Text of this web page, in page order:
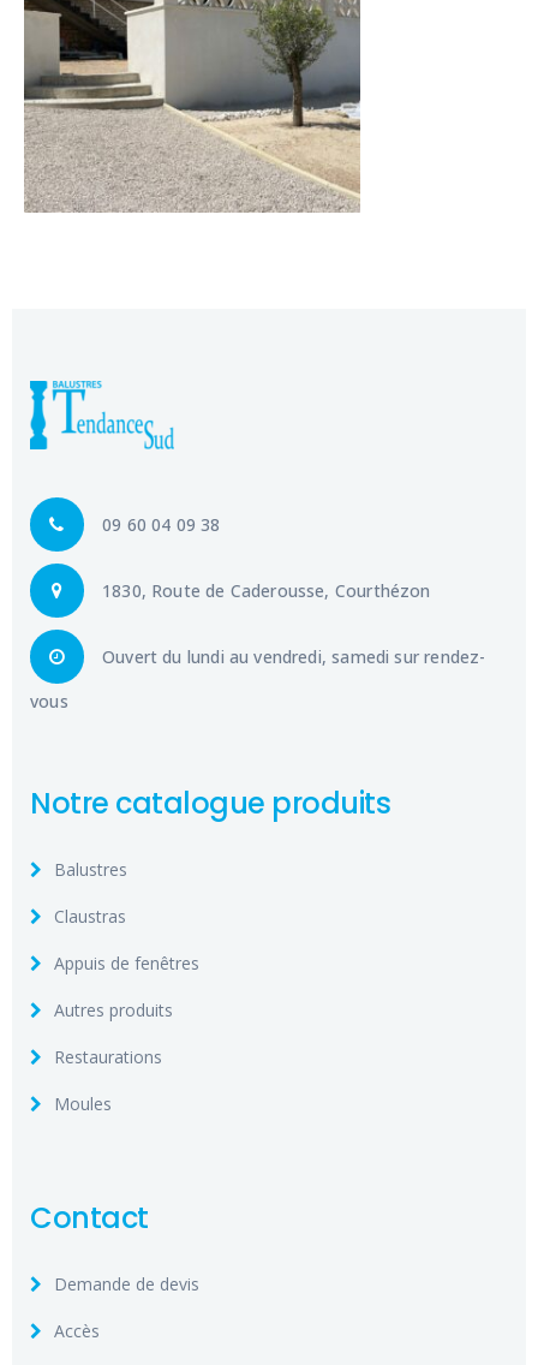
09 60 04 09 38
1830, Route de Caderousse, Courthézon
Ouvert du lundi au vendredi, samedi sur rendez-
vous
Notre catalogue produits
Balustres
Claustras
Appuis de fenêtres
Autres produits
Restaurations
Moules
Contact
Demande de devis
Accès